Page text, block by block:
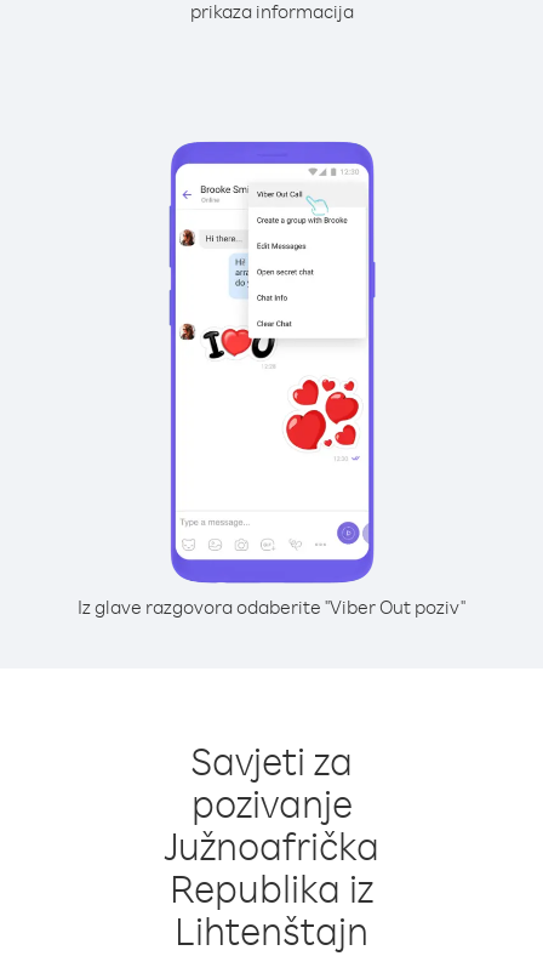
prikaza informacija
Iz glave razgovora odaberite "Viber Out poziv"
Savjeti za
pozivanje
Južnoafrička
Republika iz
Lihtenštajn